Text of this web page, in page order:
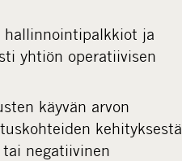
ja
yhtiön operatiivisen
käyvän arvon
kehityksestä
negatiivinen